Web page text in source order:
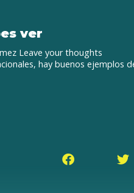
ver
Leave your thoughts
hay buenos ejemplos